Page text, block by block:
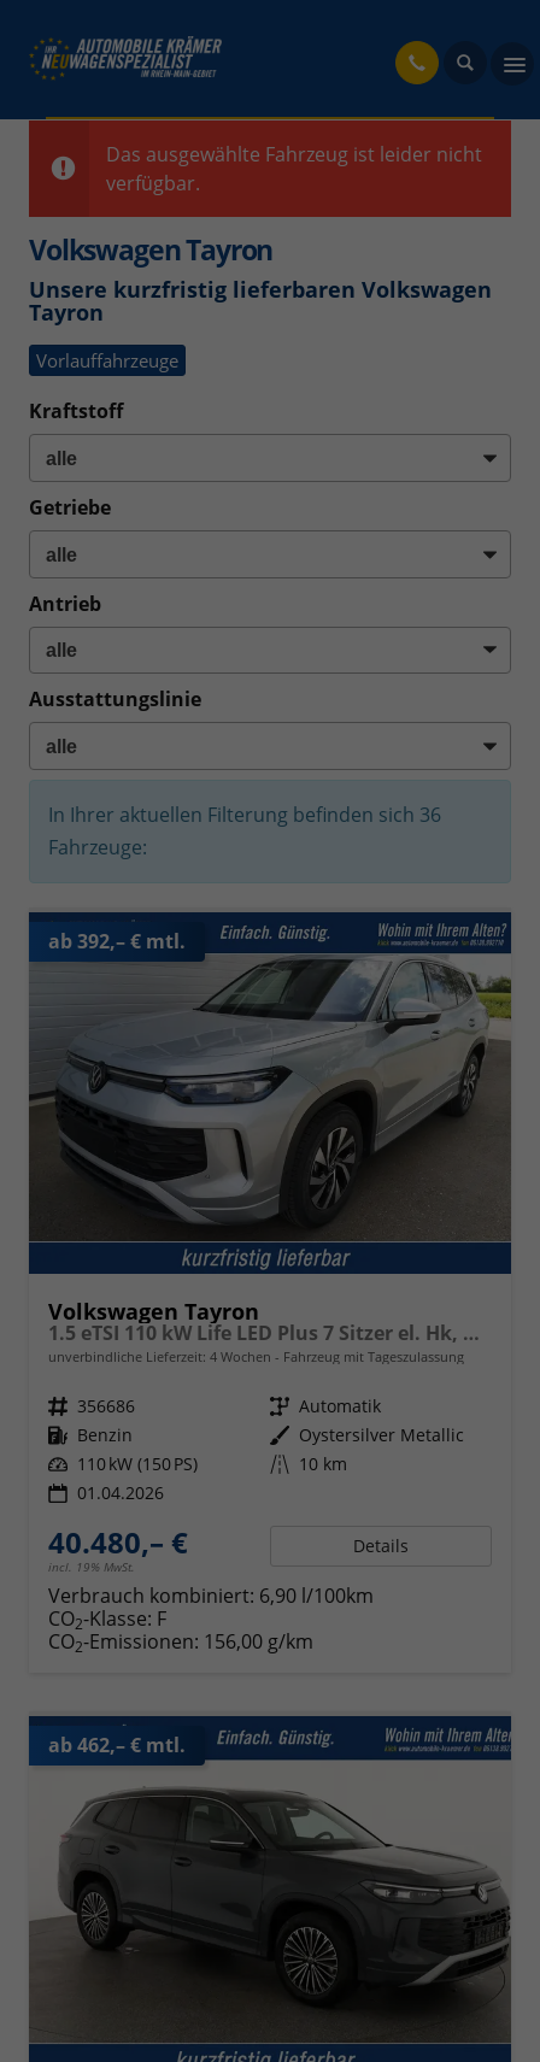
Das ausgewählte Fahrzeug ist leider nicht
verfügbar.
Volkswagen Tayron
Unsere kurzfristig lieferbaren Volkswagen
Tayron
Vorlauffahrzeuge
Kraftstoff
Getriebe
Antrieb
Ausstattungslinie
In Ihrer aktuellen Filterung befinden sich 36
Fahrzeuge:
ab 392,– € mtl.
Volkswagen Tayron
1.5 eTSI 110 kW Life LED Plus 7 Sitzer el. Hk, Kamera
unverbindliche Lieferzeit: 4 Wochen Fahrzeug mit Tageszulassung
Fahrzeugnr. 356686 Getriebe Automatik
Kraftstoff Benzin Außenfarbe Oystersilver Metallic
Leistung 110 kW (150 PS) Kilometerstand 10 km
01.04.2026
40.480,– €
incl. 19% MwSt.
Details
Verbrauch kombiniert: 6,90 l/100km
CO2-Klasse: F
CO2-Emissionen: 156,00 g/km
ab 462,– € mtl.